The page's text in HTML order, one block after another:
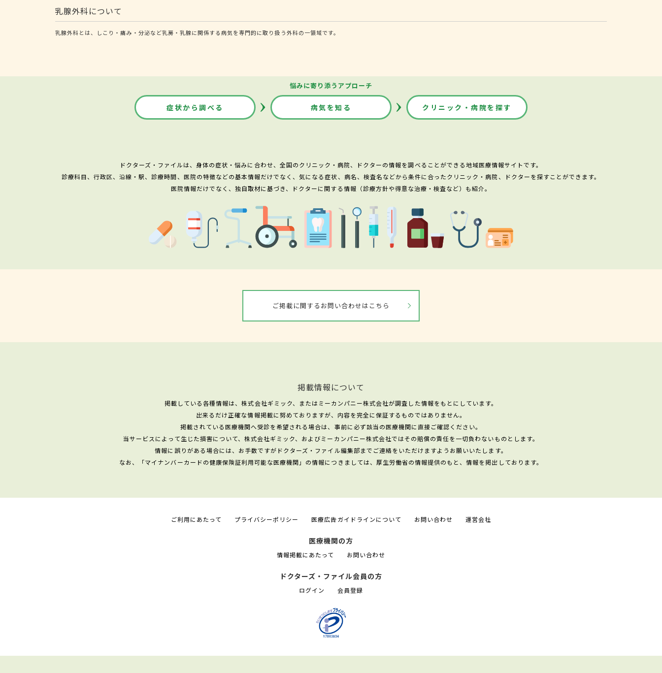
乳腺外科について
乳腺外科とは、しこり・痛み・分泌など乳房・乳腺に関係する病気を専門的に取り扱う外科の一領域です。
悩みに寄り添うアプローチ
症状から調べる 病気を知る クリニック・病院を探す
ドクターズ・ファイルは、身体の症状・悩みに合わせ、全国のクリニック・病院、ドクターの情報を調べることができる地域医療情報サイトです。
診療科目、行政区、沿線・駅、診療時間、医院の特徴などの基本情報だけでなく、気になる症状、病名、検査名などから条件に合ったクリニック・病院、ドクターを探すことができます。
医院情報だけでなく、独自取材に基づき、ドクターに関する情報（診療方針や得意な治療・検査など）も紹介。
ご掲載に関するお問い合わせはこちら
掲載情報について
掲載している各種情報は、株式会社ギミック、またはミーカンパニー株式会社が調査した情報をもとにしています。
出来るだけ正確な情報掲載に努めておりますが、内容を完全に保証するものではありません。
掲載されている医療機関へ受診を希望される場合は、事前に必ず該当の医療機関に直接ご確認ください。
当サービスによって生じた損害について、株式会社ギミック、およびミーカンパニー株式会社ではその賠償の責任を一切負わないものとします。
情報に誤りがある場合には、お手数ですがドクターズ・ファイル編集部までご連絡をいただけますようお願いいたします。
なお、「マイナンバーカードの健康保険証利用可能な医療機関」の情報につきましては、厚生労働省の情報提供のもと、情報を掲出しております。
ご利用にあたって プライバシーポリシー 医療広告ガイドラインについて お問い合わせ 運営会社
医療機関の方
情報掲載にあたって お問い合わせ
ドクターズ・ファイル会員の方
ログイン 会員登録